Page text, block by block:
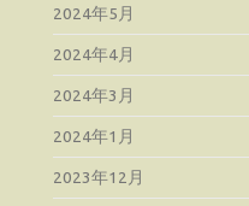
2024年5月
2024年4月
2024年3月
2024年1月
2023年12月